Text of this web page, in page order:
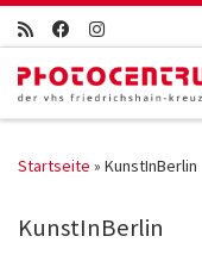
Zum Inhalt springen
Startseite » KunstInBerlin
KunstInBerlin